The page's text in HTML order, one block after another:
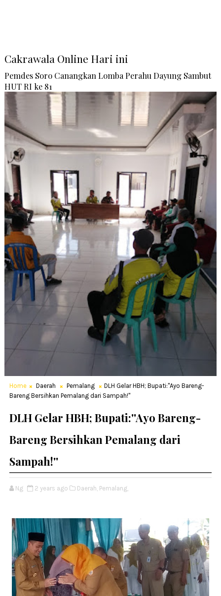
Cakrawala Online Hari ini
Pemdes Soro Canangkan Lomba Perahu Dayung Sambut
HUT RI ke 81
Home Daerah Pemalang
DLH Gelar HBH; Bupati:''Ayo Bareng-
Bareng Bersihkan Pemalang dari Sampah!''
DLH Gelar HBH; Bupati:''Ayo Bareng-
Bareng Bersihkan Pemalang dari
Sampah!''
Ng 2 years ago Daerah, Pemalang,